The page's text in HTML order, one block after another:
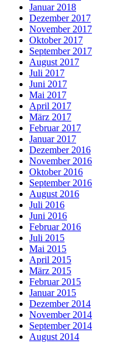
Januar 2018
Dezember 2017
November 2017
Oktober 2017
September 2017
August 2017
Juli 2017
Juni 2017
Mai 2017
April 2017
März 2017
Februar 2017
Januar 2017
Dezember 2016
November 2016
Oktober 2016
September 2016
August 2016
Juli 2016
Juni 2016
Februar 2016
Juli 2015
Mai 2015
April 2015
März 2015
Februar 2015
Januar 2015
Dezember 2014
November 2014
September 2014
August 2014